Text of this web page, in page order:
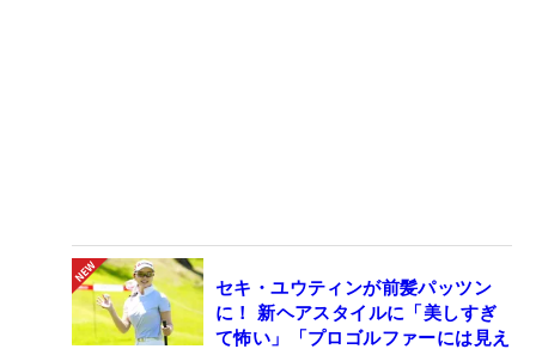
セキ・ユウティンが前髪パッツン
に！ 新ヘアスタイルに「美しすぎ
て怖い」「プロゴルファーには見え